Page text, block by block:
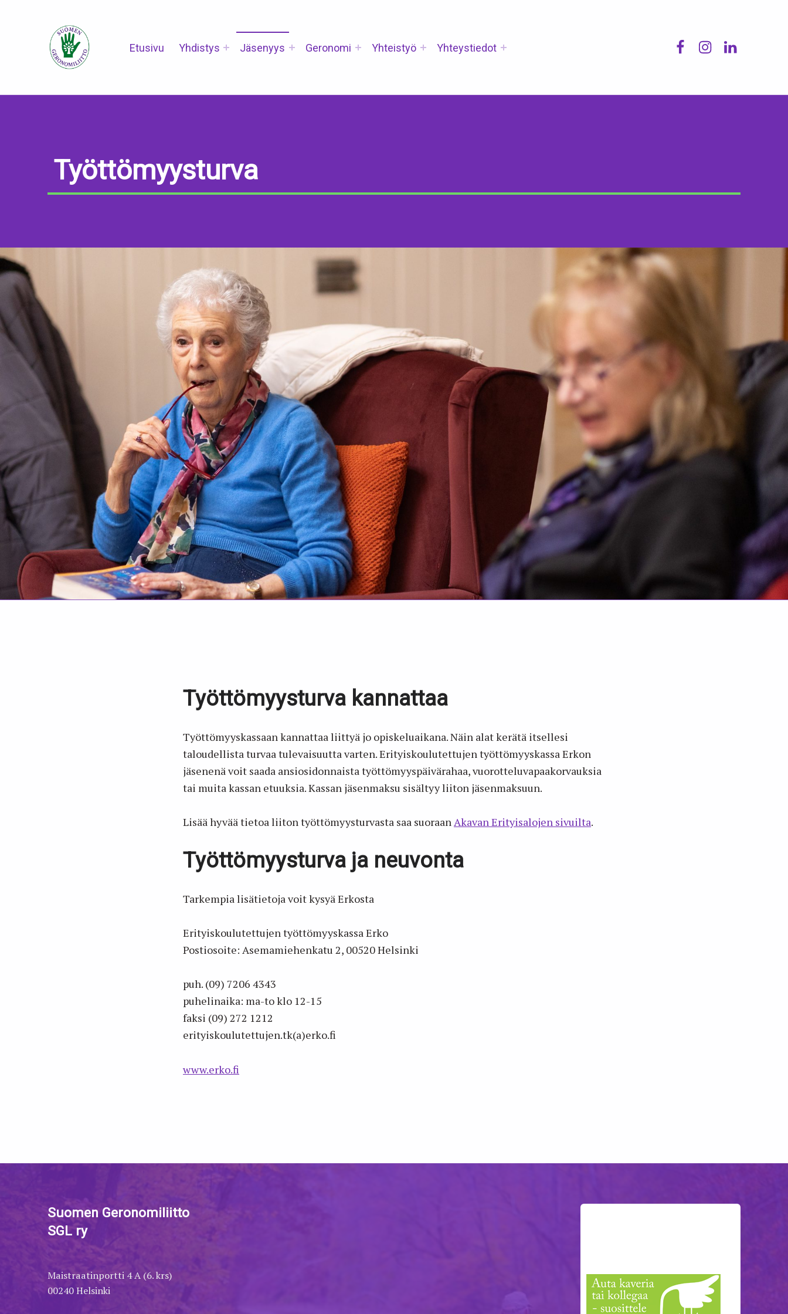
Etusivu Yhdistys Jäsenyys Geronomi Yhteistyö Yhteystiedot
Työttömyysturva
Työttömyysturva kannattaa
Työttömyyskassaan kannattaa liittyä jo opiskeluaikana. Näin alat kerätä itsellesi
taloudellista turvaa tulevaisuutta varten. Erityiskoulutettujen työttömyyskassa Erkon
jäsenenä voit saada ansiosidonnaista työttömyyspäivärahaa, vuorotteluvapaakorvauksia
tai muita kassan etuuksia. Kassan jäsenmaksu sisältyy liiton jäsenmaksuun.
Lisää hyvää tietoa liiton työttömyysturvasta saa suoraanAkavan Erityisalojen sivuilta.
Työttömyysturva ja neuvonta
Tarkempia lisätietoja voit kysyä Erkosta
Erityiskoulutettujen työttömyyskassa Erko
Postiosoite: Asemamiehenkatu 2, 00520 Helsinki
puh. (09) 7206 4343
puhelinaika: ma-to klo 12-15
faksi (09) 272 1212
erityiskoulutettujen.tk(a)erko.fi
www.erko.fi
Suomen Geronomiliitto
SGL ry
Maistraatinportti 4 A (6. krs)
00240 Helsinki